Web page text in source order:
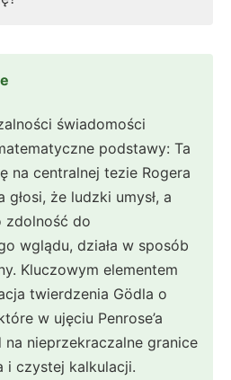
świadomości
podstawy: Ta
na centralnej tezie Rogera
głosi, że ludzki umysł, a
zdolność do
wglądu, działa w sposób
Kluczowym elementem
twierdzenia Gödla o
w ujęciu Penrose’a
nieprzekraczalne granice
i czystej kalkulacji.